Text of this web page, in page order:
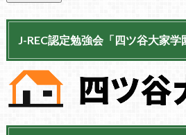
J-REC認定勉強会「四ツ谷大家学